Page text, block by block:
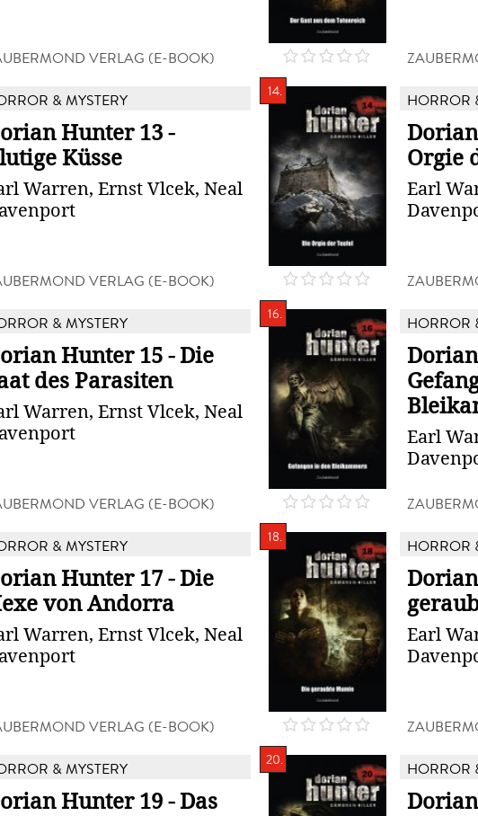
VERLAG (E-BOOK)
& MYSTERY
Hunter 13 -
Küsse
Warren, Ernst Vlcek, Neal
VERLAG (E-BOOK)
14. HORROR
Orgie
Earl
& MYSTERY
Hunter 15 - Die
des Parasiten
Warren, Ernst Vlcek, Neal
VERLAG (E-BOOK)
16. HORROR
Earl
& MYSTERY
Hunter 17 - Die
von Andorra
Warren, Ernst Vlcek, Neal
VERLAG (E-BOOK)
18. HORROR
Earl
& MYSTERY
Hunter 19 - Das
20. HORROR